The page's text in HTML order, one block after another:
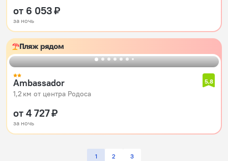
от 6 053 ₽
за ночь
Пляж рядом
Ambassador
1,2 км от центра Родоса
5,8
от 4 727 ₽
за ночь
1 2 3